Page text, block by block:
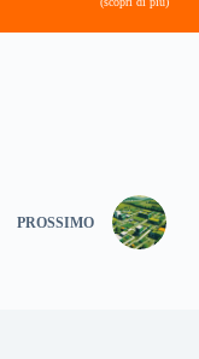
PROSSIMO